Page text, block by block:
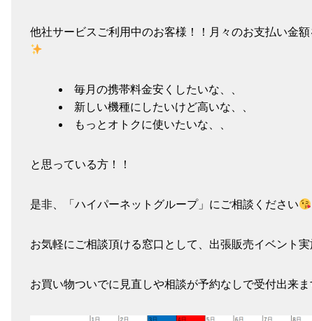
他社サービスご利用中のお客様！！月々のお支払い金
毎月の携帯料金安くしたいな、、
新しい機種にしたいけど高いな、、
もっとオトクに使いたいな、、
と思っている方！！
是非、「ハイパーネットグループ」にご相談ください
お気軽にご相談頂ける窓口として、出張販売イベント
お買い物ついでに見直しや相談が予約なしで受付出来